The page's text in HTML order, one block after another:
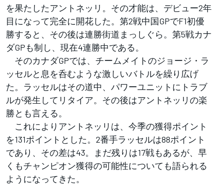
を果たしたアントネッリ。その才能は、デビュー2年
目になって完全に開花した。第2戦中国GPでF1初優
勝すると、その後は連勝街道まっしぐら。第5戦カナ
ダGPも制し、現在4連勝中である。
そのカナダGPでは、チームメイトのジョージ・ラ
ッセルと息を呑むような激しいバトルを繰り広げ
た。ラッセルはその道中、パワーユニットにトラブ
ルが発生してリタイア。その後はアントネッリの楽
勝とも言える。
これによりアントネッリは、今季の獲得ポイント
を131ポイントとした。2番手ラッセルは88ポイント
であり、その差は43。まだ残りは17戦もあるが、早
くもチャンピオン獲得の可能性についても語られる
ようになってきた。